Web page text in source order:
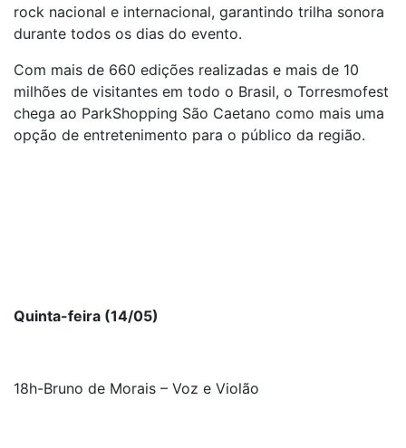
rock nacional e internacional, garantindo trilha sonora
durante todos os dias do evento.
Com mais de 660 edições realizadas e mais de 10
milhões de visitantes em todo o Brasil, o Torresmofest
chega ao ParkShopping São Caetano como mais uma
opção de entretenimento para o público da região.
Quinta-feira (14/05)
18h-Bruno de Morais – Voz e Violão